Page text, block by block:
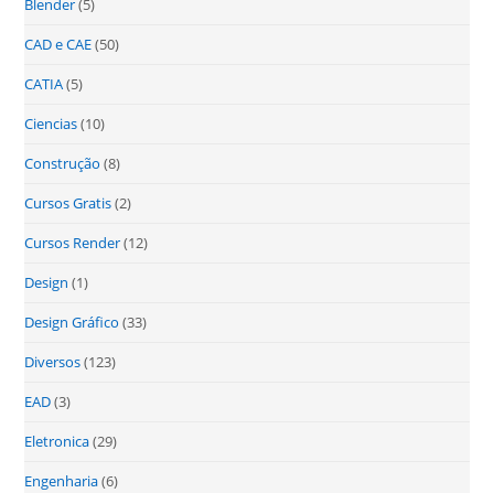
Blender(5)
CAD e CAE(50)
CATIA(5)
Ciencias(10)
Construção (8)
Cursos Gratis(2)
Cursos Render(12)
Design (1)
Design Gráfico (33)
Diversos(123)
EAD(3)
Eletronica(29)
Engenharia(6)